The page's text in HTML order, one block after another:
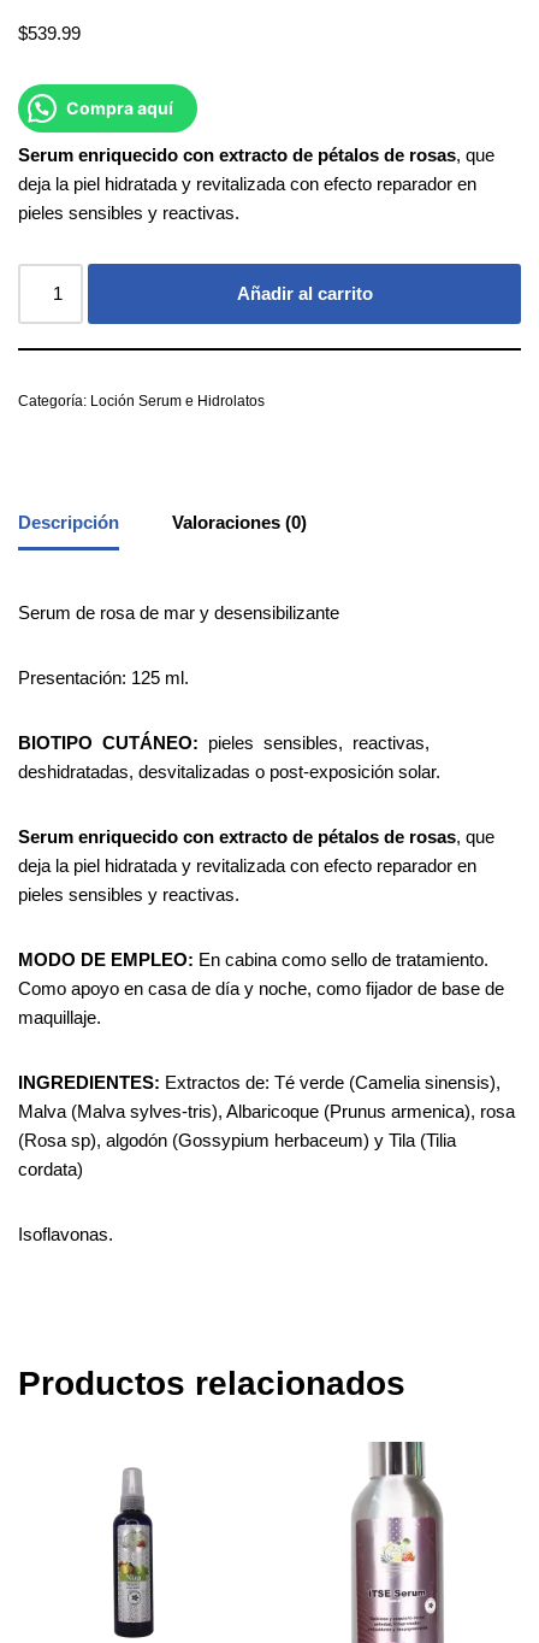
$539.99
Compra aquí
Serum enriquecido con extracto de pétalos de rosas, que
deja la piel hidratada y revitalizada con efecto reparador en
pieles sensibles y reactivas.
Añadir al carrito
Categoría: Loción Serum e Hidrolatos
Descripción Valoraciones (0)
Serum de rosa de mar y desensibilizante
Presentación: 125 ml.
BIOTIPO CUTÁNEO: pieles sensibles, reactivas,
deshidratadas, desvitalizadas o post-exposición solar.
Serum enriquecido con extracto de pétalos de rosas, que
deja la piel hidratada y revitalizada con efecto reparador en
pieles sensibles y reactivas.
MODO DE EMPLEO: En cabina como sello de tratamiento.
Como apoyo en casa de día y noche, como fijador de base de
maquillaje.
INGREDIENTES: Extractos de: Té verde (Camelia sinensis),
Malva (Malva sylves-tris), Albaricoque (Prunus armenica), rosa
(Rosa sp), algodón (Gossypium herbaceum) y Tila (Tilia
cordata)
Isoflavonas.
Productos relacionados